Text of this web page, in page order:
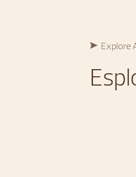
Explore